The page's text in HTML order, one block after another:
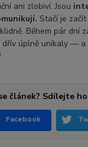
ani zlobiví. Jsou
Stačí je
Během pár dní
dřív úplně unikaly — a
článek? Sdílejte
Facebook